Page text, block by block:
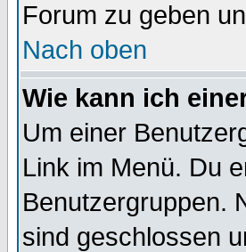
Forum zu geben
Nach oben
Wie kann ich
Um einer
Link im Menü. Du
Benutzergruppen.
sind geschlossen